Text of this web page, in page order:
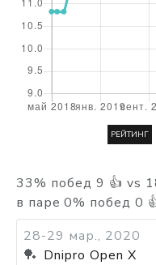
33% побед 9 👍 vs
в паре 0% побед 0
28-29 мар., 2020
🏓 Dnipro Open X
РЕЙТИНГ